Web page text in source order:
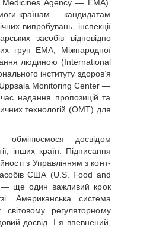
Medicines Agency — EMA).
країнам — кандидатам
випробувань, інспекції
засобів відповідно
груп ЕМА, Міжнародної
людиною (International
інституту здоров’я
Uppsala Monitoring Center —
надання пропозицій та
технологій (ОМТ) для
досвідом
інших країн. Підписання
з Управлінням з конт­
США (U.S. Food and
— ще один важливий крок
Американська система
регуляторному
досвід. І я впевнений,